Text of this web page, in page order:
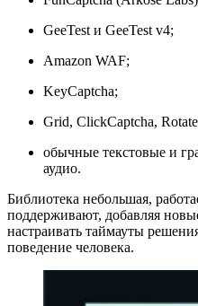
GeeTest и GeeTest v4;
Amazon WAF;
KeyCaptcha;
Grid, ClickCaptcha,
обычные текстовые и
аудио.
Библиотека небольшая,
поддерживают, добавляя
настраивать таймауты
поведение человека.